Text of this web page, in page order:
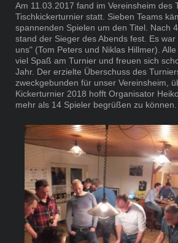
Am 11.03.2017 fand im Vereinsheim des
Tischkickerturnier statt. Sieben Teams
spannenden Spielen um den Titel. Nach
stand der Sieger des Abends fest. Es
uns" (Tom Peters und Niklas Hillmer).
viel Spaß am Turnier und freuen sich
Jahr. Der erzielte Überschuss des
zweckgebunden für unser Vereinsheim,
Kickerturnier 2018 hofft Organisator
mehr als 14 Spieler begrüßen zu können.